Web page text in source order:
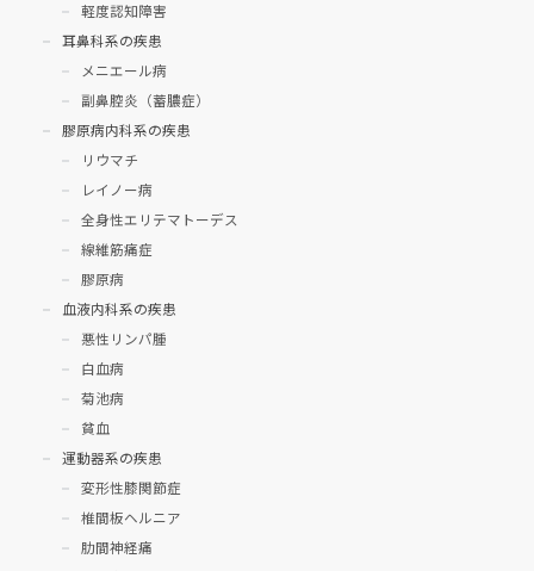
軽度認知障害
耳鼻科系の疾患
メニエール病
副鼻腔炎（蓄膿症）
膠原病内科系の疾患
リウマチ
レイノー病
全身性エリテマトーデス
線維筋痛症
膠原病
血液内科系の疾患
悪性リンパ腫
白血病
菊池病
貧血
運動器系の疾患
変形性膝関節症
椎間板ヘルニア
肋間神経痛